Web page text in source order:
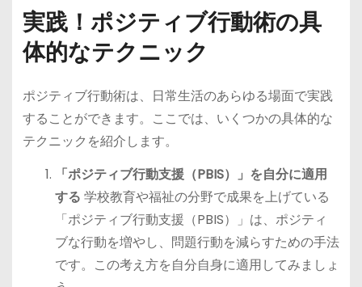
実践！ポジティブ行動術の具
体的なテクニック
ポジティブ行動術は、日常生活のあらゆる場面で実践
することができます。ここでは、いくつかの具体的な
テクニックを紹介します。
「ポジティブ行動支援（PBIS）」を自分に適用
する 学校教育や福祉の分野で成果を上げている
「ポジティブ行動支援（PBIS）」は、ポジティ
ブな行動を増やし、問題行動を減らすための手法
です。この考え方を自分自身に適用してみましょ